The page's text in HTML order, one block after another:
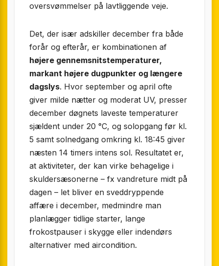
oversvømmelser på lavtliggende veje.
Det, der især adskiller december fra både
forår og efterår, er kombinationen af
højere gennemsnitstemperaturer,
markant højere dugpunkter og længere
dagslys. Hvor september og april ofte
giver milde nætter og moderat UV, presser
december døgnets laveste temperaturer
sjældent under 20 °C, og solopgang før kl.
5 samt solnedgang omkring kl. 18:45 giver
næsten 14 timers intens sol. Resultatet er,
at aktiviteter, der kan virke behagelige i
skuldersæsonerne – fx vandreture midt på
dagen – let bliver en sveddryppende
affære i december, medmindre man
planlægger tidlige starter, lange
frokostpauser i skygge eller indendørs
alternativer med aircondition.